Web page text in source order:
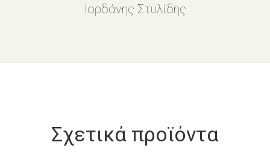
Ιορδάνης Στυλίδης
Σχετικά προϊόντα